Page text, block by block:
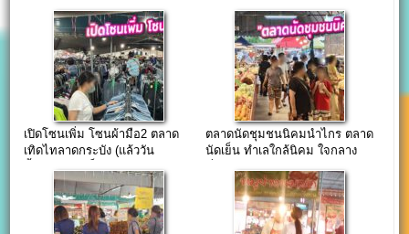
ลาดกระบัง
เปิดโซนเพิ่ม โซนผ้ามือ2 ตลาด
เทิดไทลาดกระบัง (แล้ววัน
ตลาดนัดชุมชนนิคมนำไกร ตลาด
นัดเย็น ทำเลใกล้นิคม ใจกลาง